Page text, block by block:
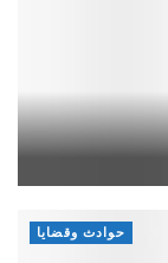
حوادث وقضايا